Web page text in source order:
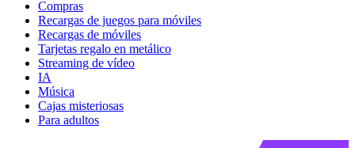
Compras
Recargas de juegos para móviles
Recargas de móviles
Tarjetas regalo en metálico
Streaming de vídeo
IA
Música
Cajas misteriosas
Para adultos